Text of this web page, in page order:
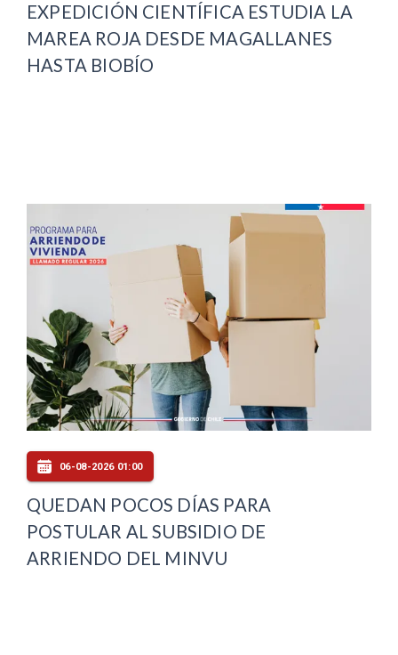
EXPEDICIÓN CIENTÍFICA ESTUDIA LA
MAREA ROJA DESDE MAGALLANES
HASTA BIOBÍO
06-08-2026 01:00
QUEDAN POCOS DÍAS PARA
POSTULAR AL SUBSIDIO DE
ARRIENDO DEL MINVU